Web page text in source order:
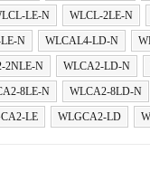
LE-N WLCL-2LE-N
N WLCAL4-LD-N
2NLE-N WLCA2-LD-N
8LE-N WLCA2-8LD-N
LE WLGCA2-LD